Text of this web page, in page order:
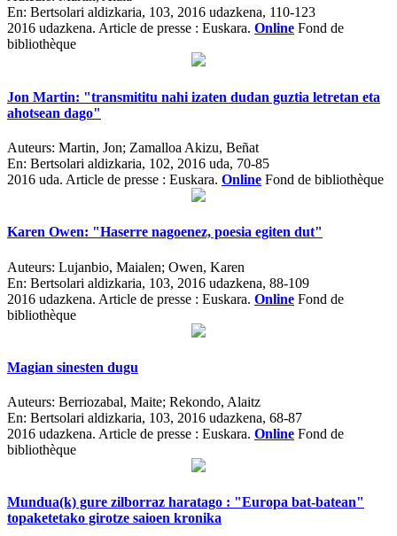
En: Bertsolari aldizkaria, 103, 2016 udazkena, 110-123
2016 udazkena. Article de presse : Euskara. Online Fond de
bibliothèque
Jon Martin: "transmititu nahi izaten dudan guztia letretan eta
ahotsean dago"
Auteurs: Martin, Jon; Zamalloa Akizu, Beñat
En: Bertsolari aldizkaria, 102, 2016 uda, 70-85
2016 uda. Article de presse : Euskara. Online Fond de bibliothèque
Karen Owen: "Haserre nagoenez, poesia egiten dut"
Auteurs: Lujanbio, Maialen; Owen, Karen
En: Bertsolari aldizkaria, 103, 2016 udazkena, 88-109
2016 udazkena. Article de presse : Euskara. Online Fond de
bibliothèque
Magian sinesten dugu
Auteurs: Berriozabal, Maite; Rekondo, Alaitz
En: Bertsolari aldizkaria, 103, 2016 udazkena, 68-87
2016 udazkena. Article de presse : Euskara. Online Fond de
bibliothèque
Mundua(k) gure zilborraz haratago : "Europa bat-batean"
topaketetako girotze saioen kronika